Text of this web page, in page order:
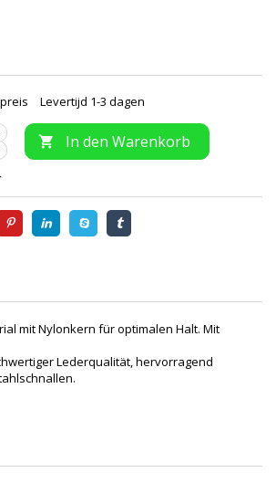
Levertijd 1-3 dagen
 In den Warenkorb
mit Nylonkern für optimalen Halt. Mit
Lederqualität, hervorragend